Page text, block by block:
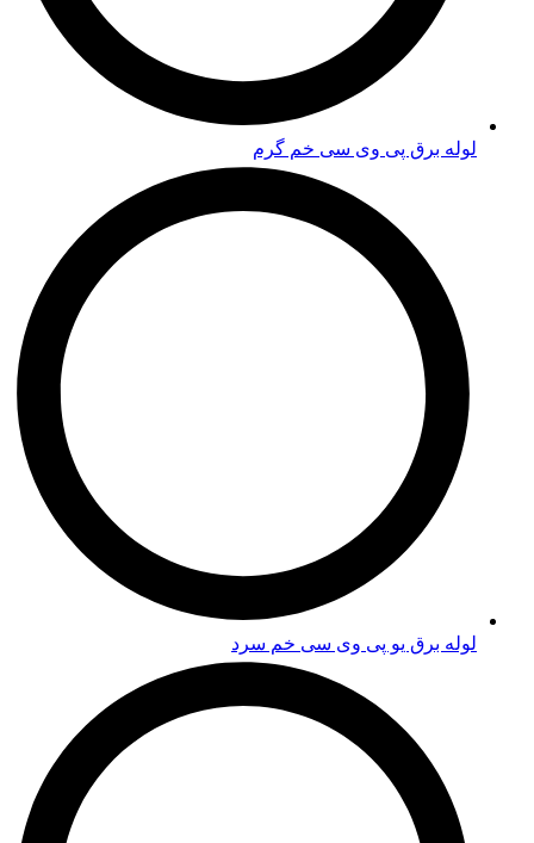
لوله برق پی وی سی خم گرم
لوله برق یو پی وی سی خم سرد